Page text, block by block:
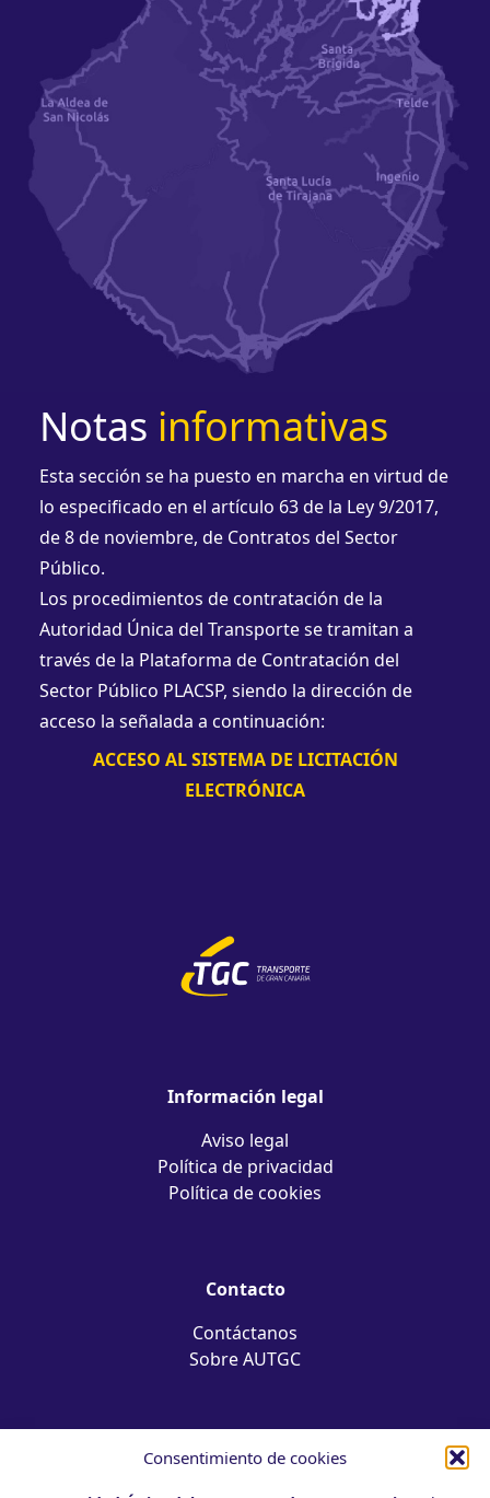
Consentimiento de cookies
Notas informativas
Esta sección se ha puesto en marcha en virtud de
lo especificado en el artículo 63 de la Ley 9/2017,
de 8 de noviembre, de Contratos del Sector
Público.
Los procedimientos de contratación de la
Autoridad Única del Transporte se tramitan a
través de la Plataforma de Contratación del
Sector Público PLACSP, siendo la dirección de
acceso la señalada a continuación:
ACCESO AL SISTEMA DE LICITACIÓN
ELECTRÓNICA
Información legal
Aviso legal
Política de privacidad
Política de cookies
Contacto
Contáctanos
Sobre AUTGC
Calle Venegas 45,